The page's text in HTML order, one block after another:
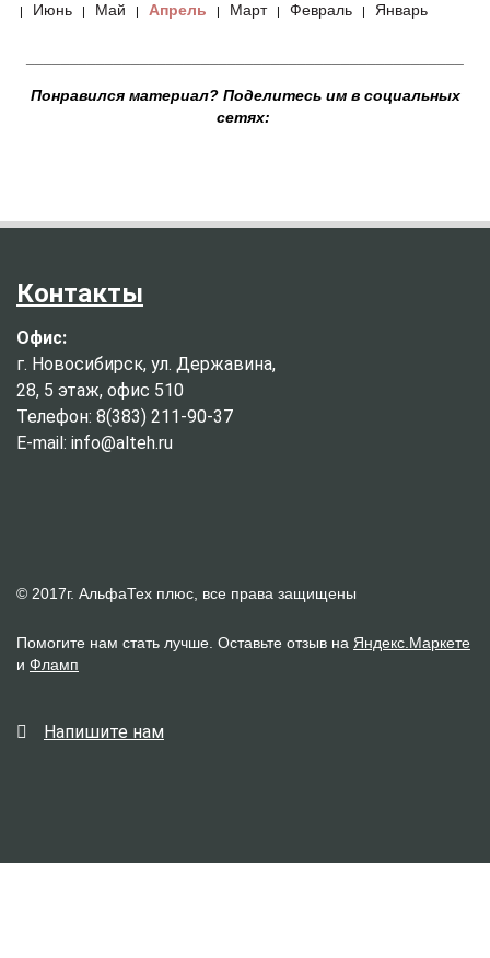
| Июнь | Май | Апрель | Март | Февраль | Январь
Понравился материал? Поделитесь им в социальных
сетях:
Контакты
Офис:
г. Новосибирск, ул. Державина,
28, 5 этаж, офис 510
Телефон: 8(383) 211-90-37
E-mail: info@alteh.ru
© 2017г. АльфаТех плюс, все права защищены
Помогите нам стать лучше. Оставьте отзыв на Яндекс.Маркете
и Фламп
Напишите нам